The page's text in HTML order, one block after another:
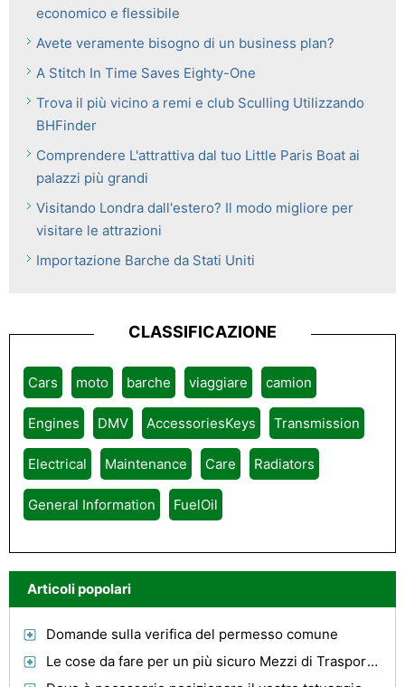
economico e flessibile
Avete veramente bisogno di un business plan?
A Stitch In Time Saves Eighty-One
Trova il più vicino a remi e club Sculling Utilizzando
BHFinder
Comprendere L'attrattiva dal tuo Little Paris Boat ai
palazzi più grandi
Visitando Londra dall'estero? Il modo migliore per
visitare le attrazioni
Importazione Barche da Stati Uniti
CLASSIFICAZIONE
Cars moto barche viaggiare camion
Engines DMV AccessoriesKeys Transmission
Electrical Maintenance Care Radiators
General Information FuelOil
Articoli popolari
Domande sulla verifica del permesso comune
Le cose da fare per un più sicuro Mezzi di Trasporto veicolo